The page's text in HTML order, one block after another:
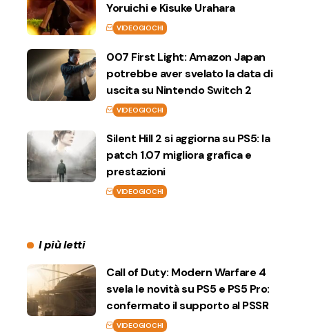
Yoruichi e Kisuke Urahara
VIDEOGIOCHI
007 First Light: Amazon Japan
potrebbe aver svelato la data di
uscita su Nintendo Switch 2
VIDEOGIOCHI
Silent Hill 2 si aggiorna su PS5: la
patch 1.07 migliora grafica e
prestazioni
VIDEOGIOCHI
I più letti
Call of Duty: Modern Warfare 4
svela le novità su PS5 e PS5 Pro:
confermato il supporto al PSSR
VIDEOGIOCHI